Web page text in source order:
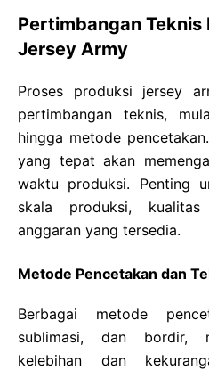
Pertimbangan Teknis
Jersey Army
Proses produksi jersey
pertimbangan teknis,
hingga metode
yang tepat akan
waktu produksi. Penting
skala produksi,
anggaran yang tersedia.
Metode Pencetakan dan
Berbagai metode
sublimasi, dan bordir,
kelebihan dan